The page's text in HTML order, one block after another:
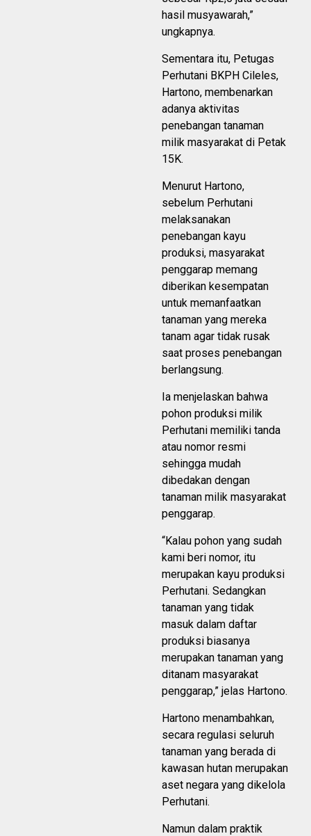
hasil musyawarah,”
ungkapnya.
Sementara itu, Petugas
Perhutani BKPH Cileles,
Hartono, membenarkan
adanya aktivitas
penebangan tanaman
milik masyarakat di Petak
15K.
Menurut Hartono,
sebelum Perhutani
melaksanakan
penebangan kayu
produksi, masyarakat
penggarap memang
diberikan kesempatan
untuk memanfaatkan
tanaman yang mereka
tanam agar tidak rusak
saat proses penebangan
berlangsung.
Ia menjelaskan bahwa
pohon produksi milik
Perhutani memiliki tanda
atau nomor resmi
sehingga mudah
dibedakan dengan
tanaman milik masyarakat
penggarap.
“Kalau pohon yang sudah
kami beri nomor, itu
merupakan kayu produksi
Perhutani. Sedangkan
tanaman yang tidak
masuk dalam daftar
produksi biasanya
merupakan tanaman yang
ditanam masyarakat
penggarap,” jelas Hartono.
Hartono menambahkan,
secara regulasi seluruh
tanaman yang berada di
kawasan hutan merupakan
aset negara yang dikelola
Perhutani.
Namun dalam praktik